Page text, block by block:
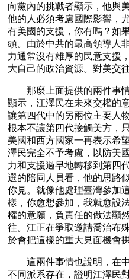
向黨內的挑戰者顯示，他與
他的人必須考慮國際影響，
有美國的支援，你有嗎？如
頭。由於中共的最高領導人
力通常沒有雄厚的民意支援
大自己的政治資源。對美交
那麼上面提供的兩件事情
顯示，江澤民在未來交權的
讓第四代中的另兩位主要人
根本不讓第四代接觸美方，
美國和西方國家一再表示希
澤民完全不予考慮，以防美
力和支援過早地轉移到第四
選的陪同人員看，他的思路
你見。就像他處理臺灣參加
樣，你愈想參加，我就愈設
權的意願，負責任的做法顯
往。江正在爭取邀請喬治布
於會把這樣的重大見面機會
這兩件事情也說明，在中
不同派系存在，證明江澤民